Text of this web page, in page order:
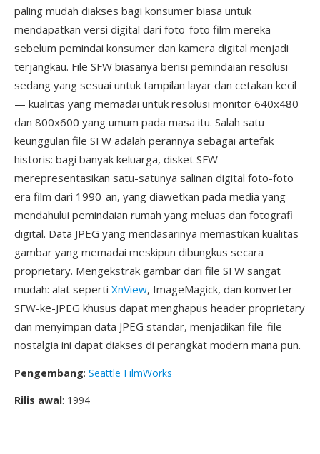
paling mudah diakses bagi konsumer biasa untuk
mendapatkan versi digital dari foto-foto film mereka
sebelum pemindai konsumer dan kamera digital menjadi
terjangkau. File SFW biasanya berisi pemindaian resolusi
sedang yang sesuai untuk tampilan layar dan cetakan kecil
— kualitas yang memadai untuk resolusi monitor 640x480
dan 800x600 yang umum pada masa itu. Salah satu
keunggulan file SFW adalah perannya sebagai artefak
historis: bagi banyak keluarga, disket SFW
merepresentasikan satu-satunya salinan digital foto-foto
era film dari 1990-an, yang diawetkan pada media yang
mendahului pemindaian rumah yang meluas dan fotografi
digital. Data JPEG yang mendasarinya memastikan kualitas
gambar yang memadai meskipun dibungkus secara
proprietary. Mengekstrak gambar dari file SFW sangat
mudah: alat seperti XnView, ImageMagick, dan konverter
SFW-ke-JPEG khusus dapat menghapus header proprietary
dan menyimpan data JPEG standar, menjadikan file-file
nostalgia ini dapat diakses di perangkat modern mana pun.
Pengembang: Seattle FilmWorks
Rilis awal: 1994